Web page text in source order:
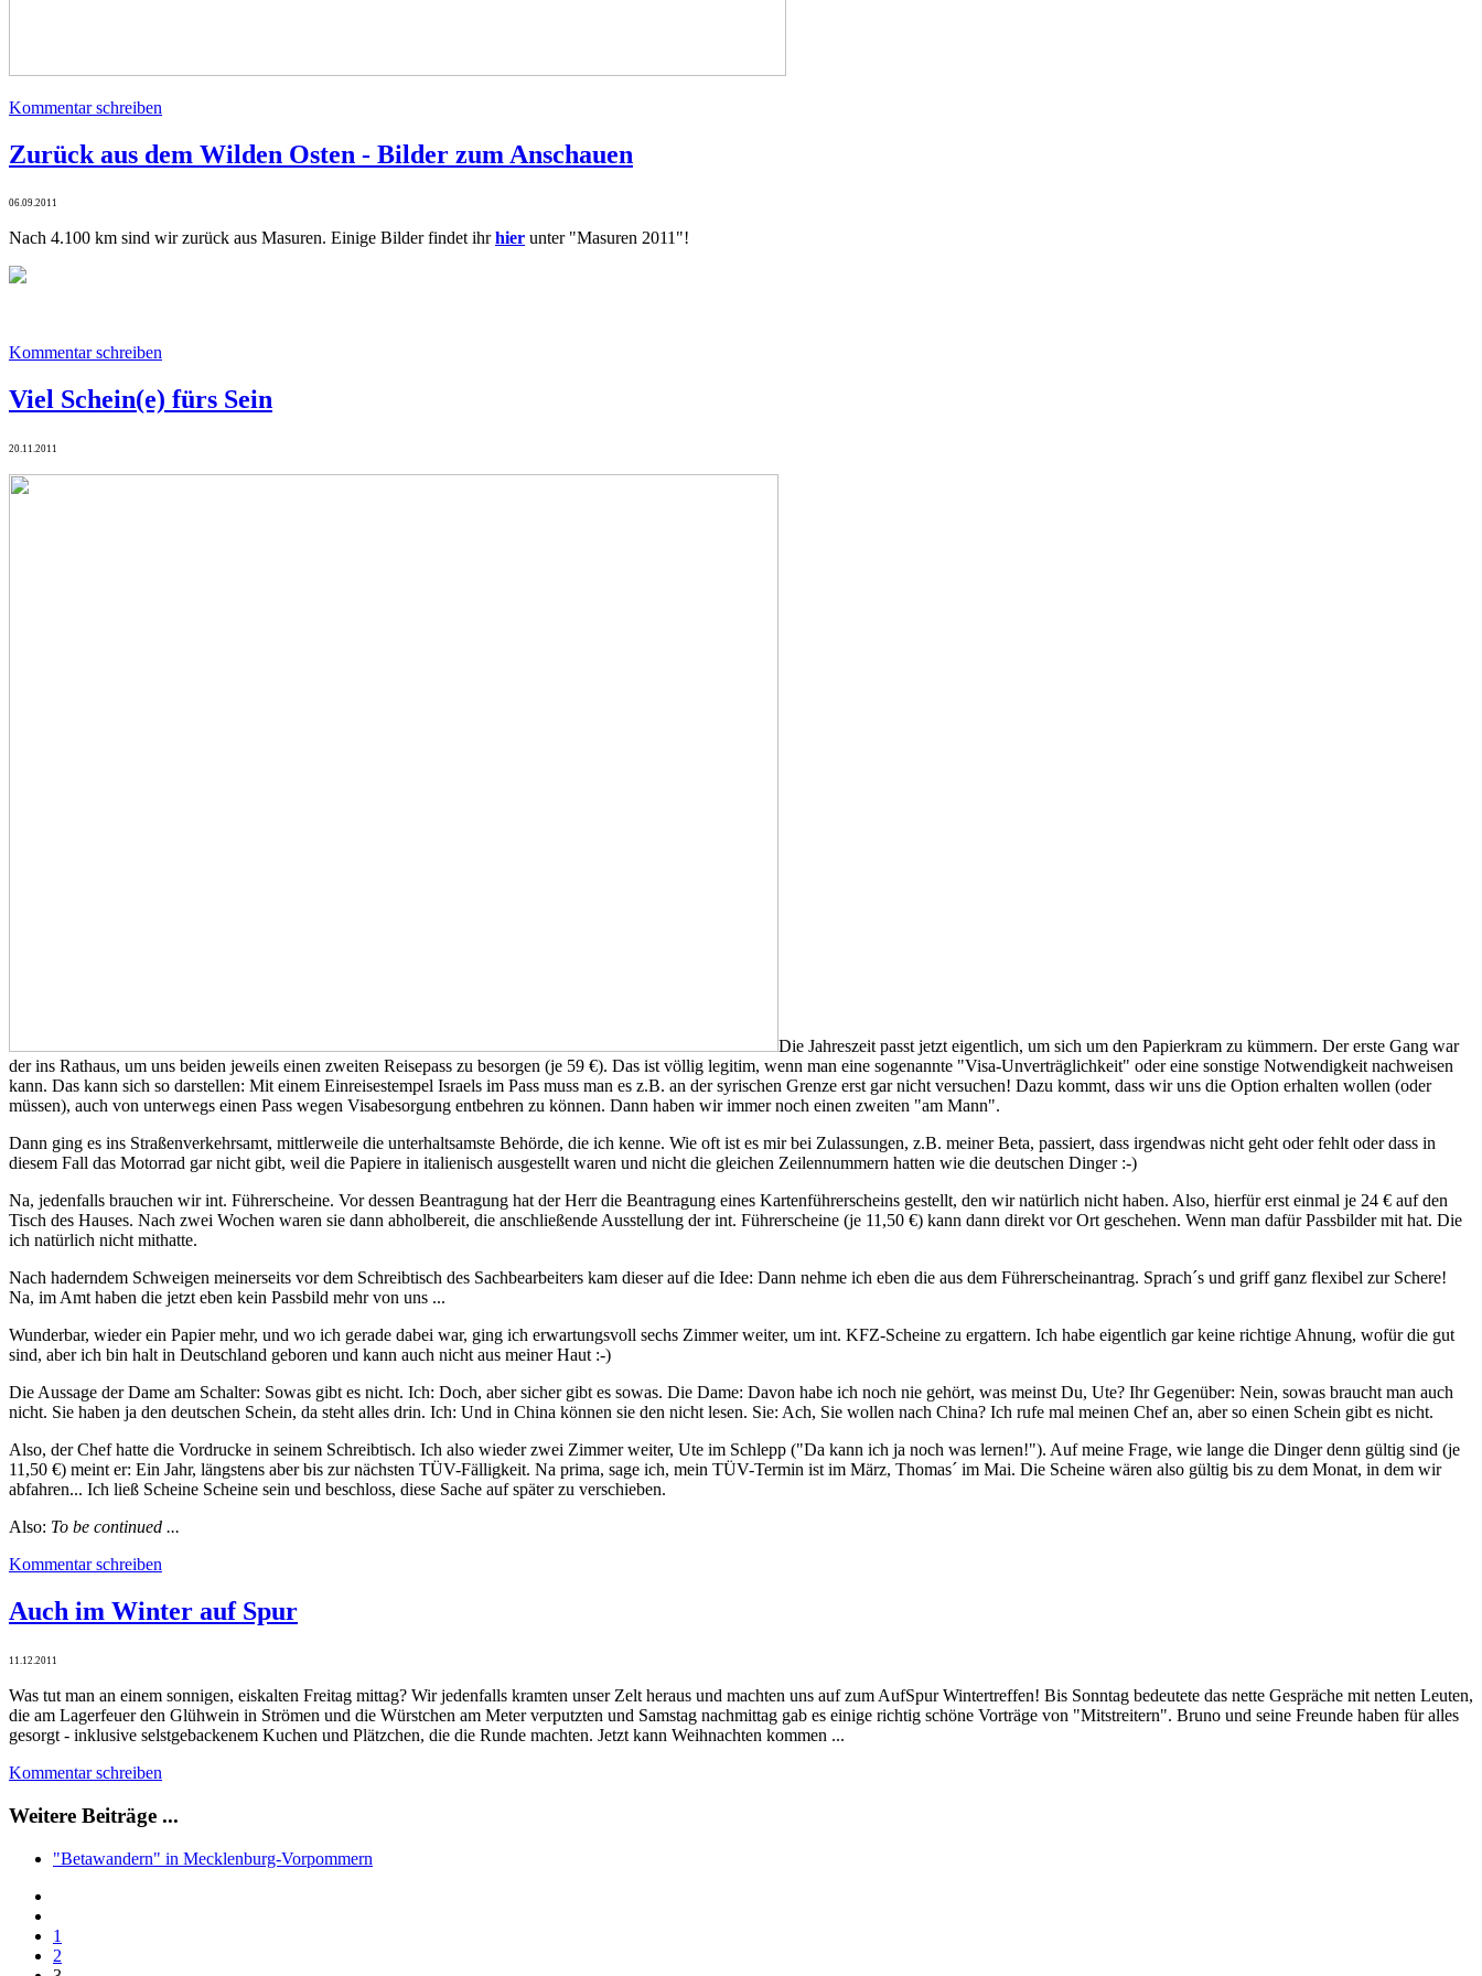
Kommentar schreiben
Zurück aus dem Wilden Osten - Bilder zum Anschauen
06.09.2011
Nach 4.100 km sind wir zurück aus Masuren. Einige Bilder findet ihrhier unter "Masuren 2011"!
Kommentar schreiben
Viel Schein(e) fürs Sein
20.11.2011
Die Jahreszeit passt jetzt eigentlich, um sich um den Papierkram zu kümmern. Der erste Gang war
der ins Rathaus, um uns beiden jeweils einen zweiten Reisepass zu besorgen (je 59 €). Das ist völlig legitim, wenn man eine sogenannte "Visa-Unverträglichkeit" oder eine sonstige Notwendigkeit nachweisen
kann. Das kann sich so darstellen: Mit einem Einreisestempel Israels im Pass muss man es z.B. an der syrischen Grenze erst gar nicht versuchen! Dazu kommt, dass wir uns die Option erhalten wollen (oder
müssen), auch von unterwegs einen Pass wegen Visabesorgung entbehren zu können. Dann haben wir immer noch einen zweiten "am Mann".
Dann ging es ins Straßenverkehrsamt, mittlerweile die unterhaltsamste Behörde, die ich kenne. Wie oft ist es mir bei Zulassungen, z.B. meiner Beta, passiert, dass irgendwas nicht geht oder fehlt oder dass in
diesem Fall das Motorrad gar nicht gibt, weil die Papiere in italienisch ausgestellt waren und nicht die gleichen Zeilennummern hatten wie die deutschen Dinger :-)
Na, jedenfalls brauchen wir int. Führerscheine. Vor dessen Beantragung hat der Herr die Beantragung eines Kartenführerscheins gestellt, den wir natürlich nicht haben. Also, hierfür erst einmal je 24 € auf den
Tisch des Hauses. Nach zwei Wochen waren sie dann abholbereit, die anschließende Ausstellung der int. Führerscheine (je 11,50 €) kann dann direkt vor Ort geschehen. Wenn man dafür Passbilder mit hat. Die
ich natürlich nicht mithatte.
Nach haderndem Schweigen meinerseits vor dem Schreibtisch des Sachbearbeiters kam dieser auf die Idee: Dann nehme ich eben die aus dem Führerscheinantrag. Sprach´s und griff ganz flexibel zur Schere!
Na, im Amt haben die jetzt eben kein Passbild mehr von uns ...
Wunderbar, wieder ein Papier mehr, und wo ich gerade dabei war, ging ich erwartungsvoll sechs Zimmer weiter, um int. KFZ-Scheine zu ergattern. Ich habe eigentlich gar keine richtige Ahnung, wofür die gut
sind, aber ich bin halt in Deutschland geboren und kann auch nicht aus meiner Haut :-)
Die Aussage der Dame am Schalter: Sowas gibt es nicht. Ich: Doch, aber sicher gibt es sowas. Die Dame: Davon habe ich noch nie gehört, was meinst Du, Ute? Ihr Gegenüber: Nein, sowas braucht man auch
nicht. Sie haben ja den deutschen Schein, da steht alles drin. Ich: Und in China können sie den nicht lesen. Sie: Ach, Sie wollen nach China? Ich rufe mal meinen Chef an, aber so einen Schein gibt es nicht.
Also, der Chef hatte die Vordrucke in seinem Schreibtisch. Ich also wieder zwei Zimmer weiter, Ute im Schlepp ("Da kann ich ja noch was lernen!"). Auf meine Frage, wie lange die Dinger denn gültig sind (je
11,50 €) meint er: Ein Jahr, längstens aber bis zur nächsten TÜV-Fälligkeit. Na prima, sage ich, mein TÜV-Termin ist im März, Thomas´ im Mai. Die Scheine wären also gültig bis zu dem Monat, in dem wir
abfahren... Ich ließ Scheine Scheine sein und beschloss, diese Sache auf später zu verschieben.
Also: To be continued ...
Kommentar schreiben
Auch im Winter auf Spur
11.12.2011
Was tut man an einem sonnigen, eiskalten Freitag mittag? Wir jedenfalls kramten unser Zelt heraus und machten uns auf zum AufSpur Wintertreffen! Bis Sonntag bedeutete das nette Gespräche mit netten Leuten,
die am Lagerfeuer den Glühwein in Strömen und die Würstchen am Meter verputzten und Samstag nachmittag gab es einige richtig schöne Vorträge von "Mitstreitern". Bruno und seine Freunde haben für alles
gesorgt - inklusive selstgebackenem Kuchen und Plätzchen, die die Runde machten. Jetzt kann Weihnachten kommen ...
Kommentar schreiben
Weitere Beiträge ...
"Betawandern" in Mecklenburg-Vorpommern
1
2